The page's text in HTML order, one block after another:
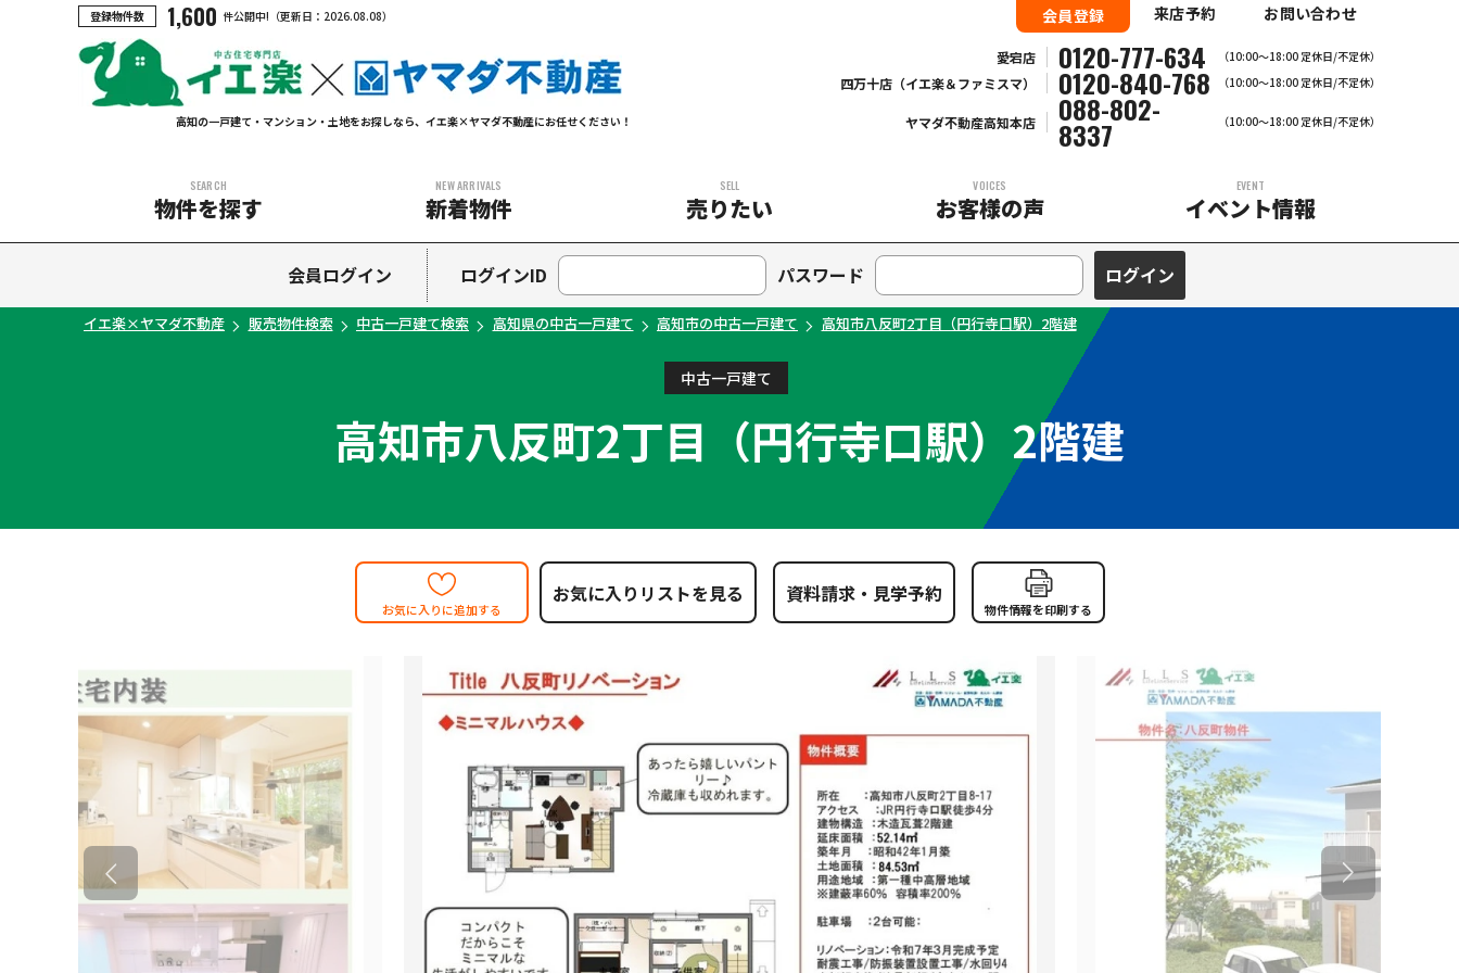
登録物件数 1,600 件公開中! （更新日： 2026.08.08）
高知の一戸建て・マンション・土地をお探しなら、イエ楽×ヤマダ不動産にお任せください！
会員登録 来店予約 お問い合わせ
愛宕店 0120-777-634 （10:00～18:00 定休日/不定休）
四万十店（イエ楽＆ファミスマ） 0120-840-768 （10:00〜18:00 定休日/不定休）
ヤマダ不動産高知本店 088-802-
8337 （10:00～18:00 定休日/不定休）
SEARCH
物件を探す
中古一戸建て
中古マンション
土地
新築一戸建て
NEW ARRIVALS
新着物件
SELL
売りたい
VOICES
お客様の声
EVENT
イベント情報
会員ログイン ログインID パスワード
イエ楽×ヤマダ不動産 販売物件検索 中古一戸建て検索 高知県の中古一戸建て 高知市の中古一戸建て 高知市八反町2丁目（円行寺口駅）2階建
中古一戸建て
高知市八反町2丁目（円行寺口駅）2階建
お気に入りに追加する
お気に入りリストを見る
物件情報を印刷する